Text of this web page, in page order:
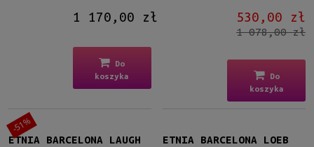
1 170,00 zł
Do
koszyka
530,00 zł
1 078,00 zł
Do
koszyka
ETNIA BARCELONA LAUGH
-51%
ETNIA BARCELONA LOEB